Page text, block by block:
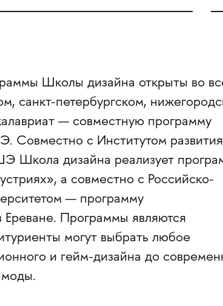
Школы дизайна открыты во
санкт-петербургском,
— совместную программу
с Институтом развития
Школа дизайна реализует
а совместно с Российско-
— программу
Программы являются
могут выбрать любое
и гейм-дизайна до
моды.